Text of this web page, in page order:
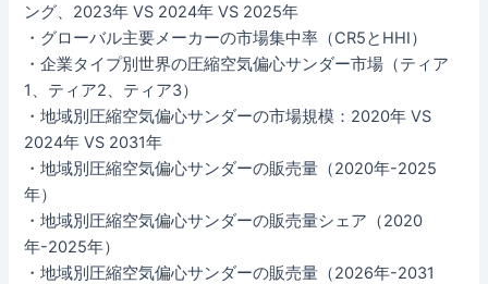
ング、2023年 VS 2024年 VS 2025年
・グローバル主要メーカーの市場集中率（CR5とHHI）
・企業タイプ別世界の圧縮空気偏心サンダー市場（ティア
1、ティア2、ティア3）
・地域別圧縮空気偏心サンダーの市場規模：2020年 VS
2024年 VS 2031年
・地域別圧縮空気偏心サンダーの販売量（2020年-2025
年）
・地域別圧縮空気偏心サンダーの販売量シェア（2020
年-2025年）
・地域別圧縮空気偏心サンダーの販売量（2026年-2031